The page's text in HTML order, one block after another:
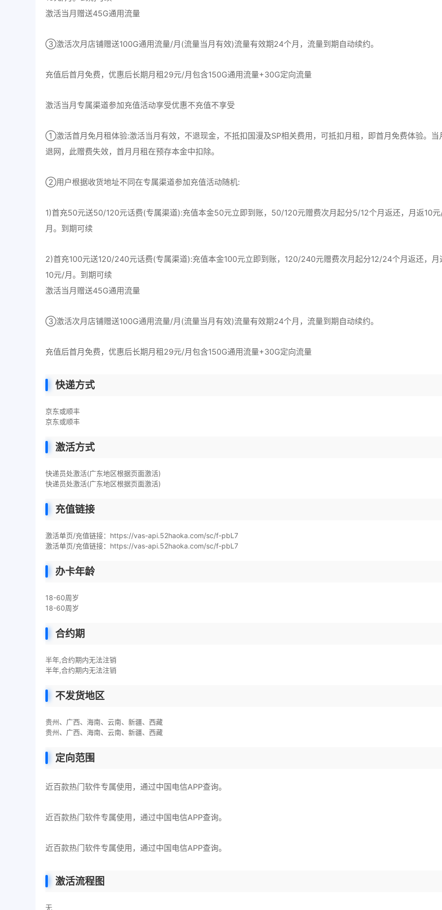
激活当月赠送45G通用流量
③激活次月店铺赠送100G通用流量/月(流量当月有效)流量有效期24个月，流量到期自动续约。
充值后首月免费，优惠后长期月租29元/月包含150G通用流量+30G定向流量
激活当月专属渠道参加充值活动享受优惠不充值不享受
①激活首月免月租体验:激活当月有效，不退现金，不抵扣国漫及SP相关费用，可抵扣月租，即首月免费体验。当
退网，此赠费失效，首月月租在预存本金中扣除。
②用户根据收货地址不同在专属渠道参加充值活动随机:
1)首充50元送50/120元话费(专属渠道):充值本金50元立即到账，50/120元赠费次月起分5/12个月返还，月返10
月。到期可续
2)首充100元送120/240元话费(专属渠道):充值本金100元立即到账，120/240元赠费次月起分12/24个月返还，月
10元/月。到期可续
激活当月赠送45G通用流量
③激活次月店铺赠送100G通用流量/月(流量当月有效)流量有效期24个月，流量到期自动续约。
充值后首月免费，优惠后长期月租29元/月包含150G通用流量+30G定向流量
快递方式
京东或顺丰
京东或顺丰
激活方式
快递员处激活(广东地区根据页面激活)
快递员处激活(广东地区根据页面激活)
充值链接
激活单页/充值链接：https://vas-api.52haoka.com/sc/f-pbL7
激活单页/充值链接：https://vas-api.52haoka.com/sc/f-pbL7
办卡年龄
18-60周岁
18-60周岁
合约期
半年,合约期内无法注销
半年,合约期内无法注销
不发货地区
贵州、广西、海南、云南、新疆、西藏
贵州、广西、海南、云南、新疆、西藏
定向范围
近百款热门软件专属使用，通过中国电信APP查询。
近百款热门软件专属使用，通过中国电信APP查询。
近百款热门软件专属使用，通过中国电信APP查询。
激活流程图
无